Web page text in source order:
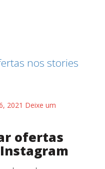
2021 Deixe um
ofertas